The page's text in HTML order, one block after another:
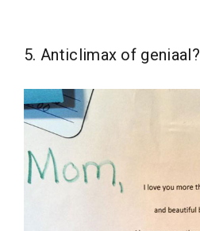
5. Anticlimax of geniaal?